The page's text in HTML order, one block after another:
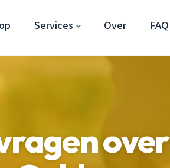
Services Over FAQ
over